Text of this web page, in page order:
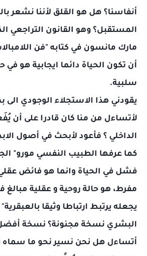
أنفاسنا؟ هل هو القلق لأننا نشعر
المستقبل؟ وهو القانون التراجعي
مارك مانسون في كتابه "فن
أن تكون الحياة دائما ايجابية هو في
سلبية.
يقودني هذا الاستجلاء الوجودي الى
لأتساءل من منا كان قادرا على أن
الداخلي ؟ فأعود لأبحث في أصول
كما عرفها الطبيب النفسي مورو"
فشل في الحياة وانما هو فائض
مفرط، هو حالة روحية و عقلية مبالغ
يجعله يرتبط ارتباطا وثيقا
البشري نسخة مجنونة؟ نسخة
أتساءل هل نحن نسير نحو ما سماه